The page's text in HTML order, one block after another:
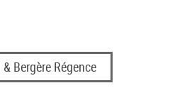
Bergère Régence